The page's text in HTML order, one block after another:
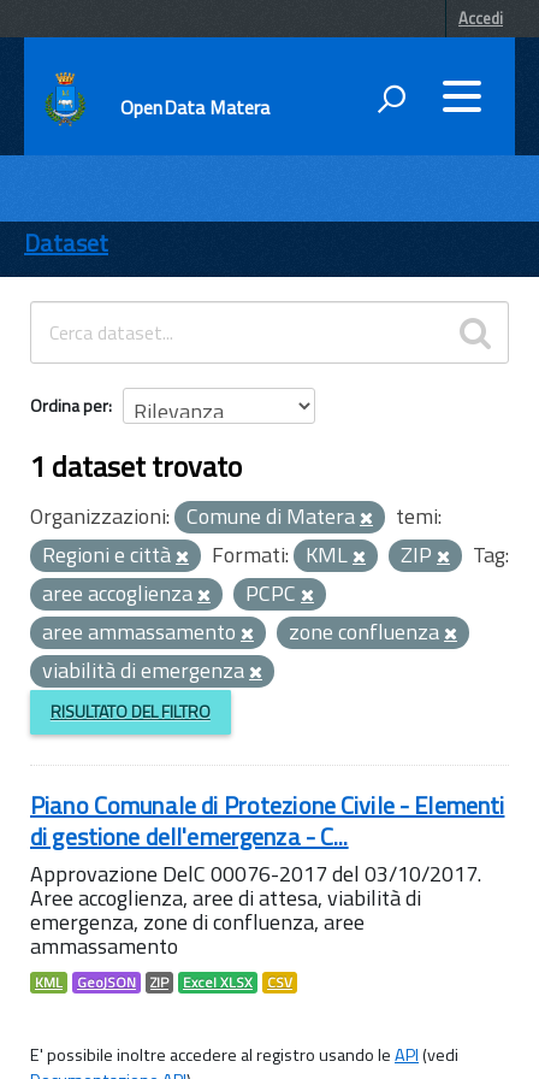
Accedi
OpenData Matera
ENTI
TEMI
INFORMAZIONI
Dataset
Ordina per
1 dataset trovato
Organizzazioni: Comune di Matera
temi:
Regioni e città
Formati: KML ZIP
Tag:
aree accoglienza
PCPC
aree ammassamento
zone confluenza
viabilità di emergenza
RISULTATO DEL FILTRO
Piano Comunale di Protezione Civile - Elementi
di gestione dell'emergenza - C...
Approvazione DelC 00076-2017 del 03/10/2017.
Aree accoglienza, aree di attesa, viabilità di
emergenza, zone di confluenza, aree
ammassamento
KML GeoJSON ZIP Excel XLSX CSV
E' possibile inoltre accedere al registro usando leAPI(vedi